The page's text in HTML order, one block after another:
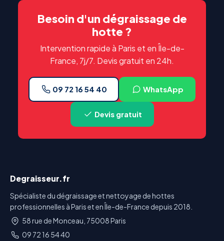
Besoin d'un dégraissage de
hotte ?
Intervention rapide à Paris et en Île-de-
France, 7j/7. Devis gratuit en 24h.
09 72 16 54 40 WhatsApp
Devis gratuit
Degraisseur.fr
Spécialiste du dégraissage et nettoyage de hottes
professionnelles à Paris et en Île-de-France depuis 2018.
58 rue de Monceau, 75008 Paris
09 72 16 54 40